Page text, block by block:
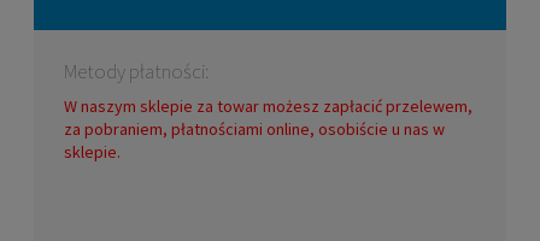
Metody płatności:
W naszym sklepie za towar możesz zapłacić przelewem,
za pobraniem, płatnościami online, osobiście u nas w
sklepie.